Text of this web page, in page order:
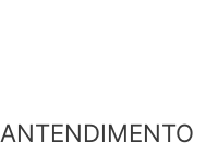
ANTENDIMENTO